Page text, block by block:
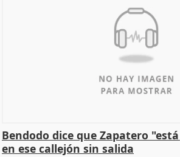
Bendodo dice que Zapatero
en ese callejón sin salida